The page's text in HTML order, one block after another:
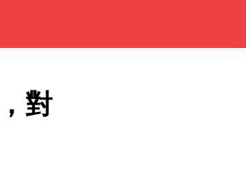
對